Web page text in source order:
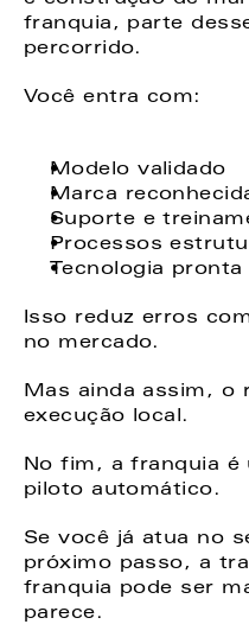
franquia, parte
percorrido.
Você entra com:
Modelo validado
Marca
Suporte e
Processos
Tecnologia pronta
Isso reduz erros
no mercado.
Mas ainda assim, o
execução local.
No fim, a franquia é
piloto automático.
Se você já atua no
próximo passo, a
franquia pode ser
parece.